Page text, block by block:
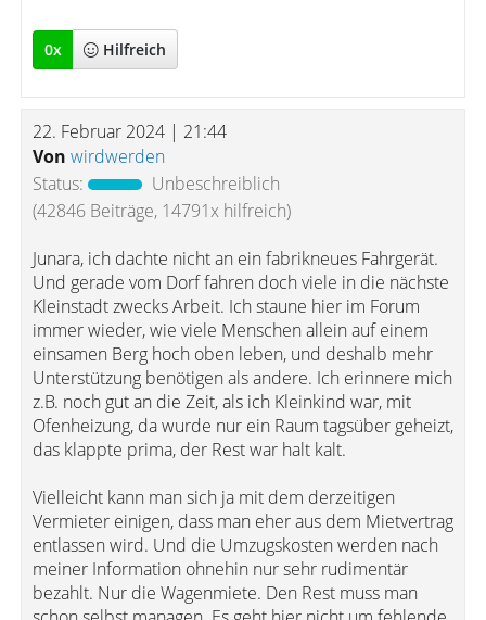
0x Hilfreich
22. Februar 2024 | 21:44
Von wirdwerden
Status:
Unbeschreiblich
(42846 Beiträge, 14791x hilfreich)
Junara, ich dachte nicht an ein fabrikneues Fahrgerät.
Und gerade vom Dorf fahren doch viele in die nächste
Kleinstadt zwecks Arbeit. Ich staune hier im Forum
immer wieder, wie viele Menschen allein auf einem
einsamen Berg hoch oben leben, und deshalb mehr
Unterstützung benötigen als andere. Ich erinnere mich
z.B. noch gut an die Zeit, als ich Kleinkind war, mit
Ofenheizung, da wurde nur ein Raum tagsüber geheizt,
das klappte prima, der Rest war halt kalt.
Vielleicht kann man sich ja mit dem derzeitigen
Vermieter einigen, dass man eher aus dem Mietvertrag
entlassen wird. Und die Umzugskosten werden nach
meiner Information ohnehin nur sehr rudimentär
bezahlt. Nur die Wagenmiete. Den Rest muss man